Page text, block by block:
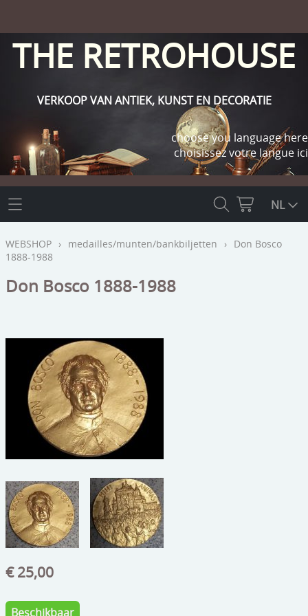
THE RETROHOUSE
VERKOOP VAN ANTIEK, KUNST EN DECORATIE
choose you language here
choisissez votre langue ici
THE RETROHOUSE
WEBSHOP
religie
meubels
reclamevoorwerpen/merken
curiosa
schilderijen
porselein/aardewerk
juwelen/horloges/brillen
medailles/munten/bankbiljetten
ets/tekening/litho/gravure
glaswerk
lamp/luchter
CONTACT
NL
WEBSHOP › medailles/munten/bankbiljetten › Don Bosco
1888-1988
Don Bosco 1888-1988
€ 25,00
Beschikbaar